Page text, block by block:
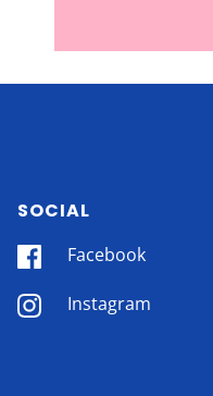
SOCIAL
Facebook
Instagram